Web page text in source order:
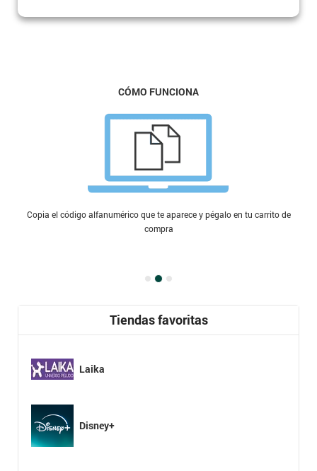
CÓMO FUNCIONA
Copia el código alfanumérico que te aparece y pégalo en tu carrito de
compra
Tiendas favoritas
Laika
Disney+